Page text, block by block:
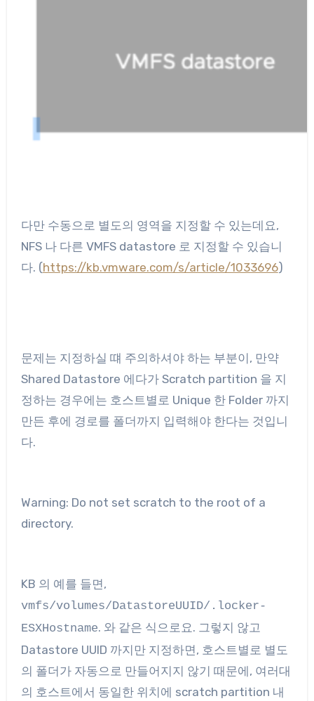
다만 수동으로 별도의 영역을 지정할 수 있는데요,
NFS 나 다른 VMFS datastore 로 지정할 수 있습니
다. (https://kb.vmware.com/s/article/1033696)
문제는 지정하실 떄 주의하셔야 하는 부분이, 만약
Shared Datastore 에다가 Scratch partition 을 지
정하는 경우에는 호스트별로 Unique 한 Folder 까지
만든 후에 경로를 폴더까지 입력해야 한다는 것입니
다.
Warning: Do not set scratch to the root of a
directory.
KB 의 예를 들면,
vmfs/volumes/DatastoreUUID/.locker-
ESXHostname. 와 같은 식으로요. 그렇지 않고
Datastore UUID 까지만 지정하면, 호스트별로 별도
의 폴더가 자동으로 만들어지지 않기 때문에, 여러대
의 호스트에서 동일한 위치에 scratch partition 내